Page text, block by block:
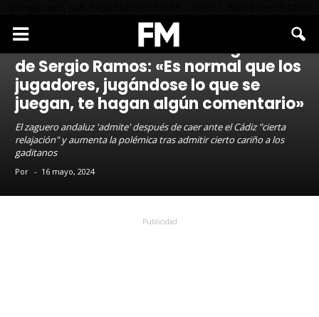
MALLORCA
Las declaraciones de la vergüenza
de Sergio Ramos: «Es normal que los
jugadores, jugándose lo que se
juegan, te hagan algún comentario»
El zaguero andaluz 'admite' después de caer ante el Cádiz "cierta
relajación" y aumenta la polémica tras admitir cierto cariño a los
gaditanos
Por - 16 mayo, 2024
Publicidad